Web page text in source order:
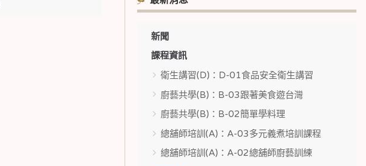
新聞
課程資訊
衛生講習(D)：D-01食品安全衛生講習
廚藝共學(B)：B-03跟著美食遊台灣
廚藝共學(B)：B-02簡單學料理
總舖師培訓(A)：A-03多元義煮培訓課程
總舖師培訓(A)：A-02總舖師廚藝訓練